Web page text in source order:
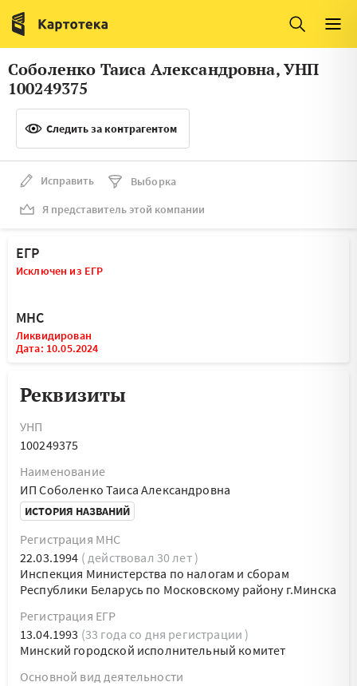
Италия
Люксембург
Литва
Латвия
Словения
Франция
Швеция
Мальта
Соболенко Таиса Александровна, УНП
100249375
Следить за контрагентом
Исправить
Выборка
Я представитель этой компании
ЕГР
Исключен из ЕГР
МНС
Ликвидирован
Дата: 10.05.2024
Реквизиты
УНП
100249375
Наименование
ИП Соболенко Таиса Александровна
ИСТОРИЯ НАЗВАНИЙ
Регистрация МНС
22.03.1994 ( действовал 30 лет )
Инспекция Министерства по налогам и сборам
Республики Беларусь по Московскому району г.Минска
Регистрация ЕГР
13.04.1993 (33 года со дня регистрации )
Минский городской исполнительный комитет
Основной вид деятельности